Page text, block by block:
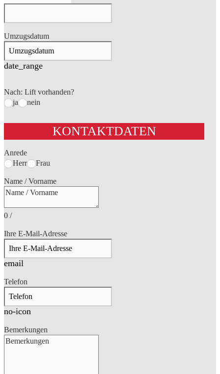
Umzugsdatum
date_range
Nach: Lift vorhanden?
ja
nein
KONTAKTDATEN
Anrede
Herr
Frau
Name / Vorname
0 /
Ihre E-Mail-Adresse
email
Telefon
no-icon
Bemerkungen